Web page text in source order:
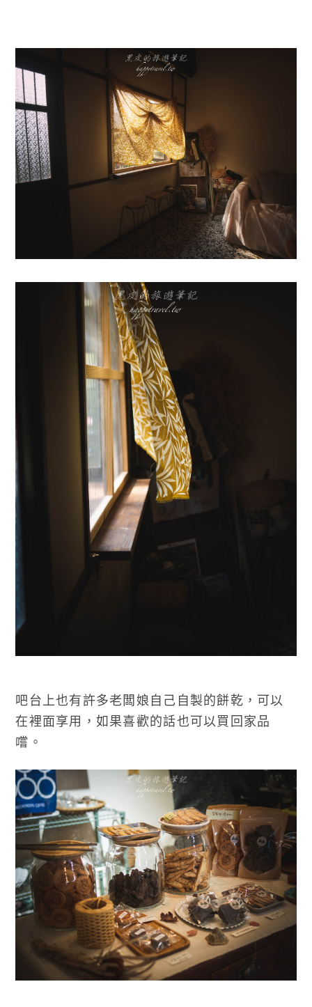
吧台上也有許多老闆娘自己自製的餅乾，可以
在裡面享用，如果喜歡的話也可以買回家品
嚐。